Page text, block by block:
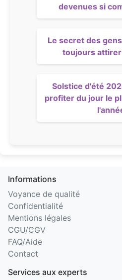
devenues si
Le secret des
toujours attirer
Solstice d'été
profiter du jour le
Informations
Voyance de qualité
Confidentialité
Mentions légales
CGU/CGV
FAQ/Aide
Contact
Services aux experts